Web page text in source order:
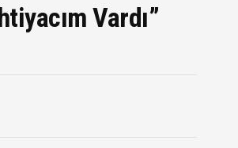
Vardı”